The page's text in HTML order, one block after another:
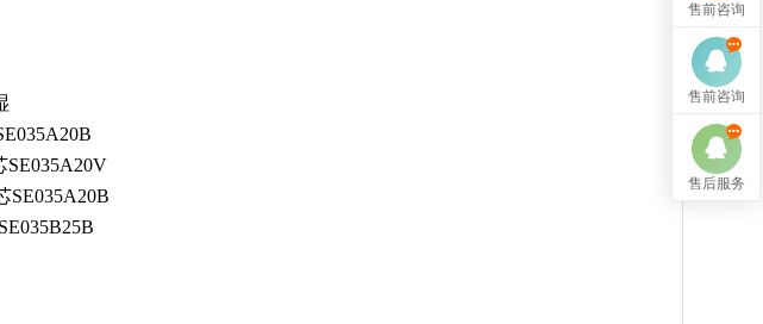
SE035A20B
售前咨询
售前咨询
售后服务